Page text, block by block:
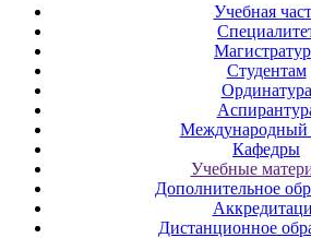
Учебная
Студентам
Ординатура
Международный
Кафедры
Учебные
Дополнительное
Дистанционное